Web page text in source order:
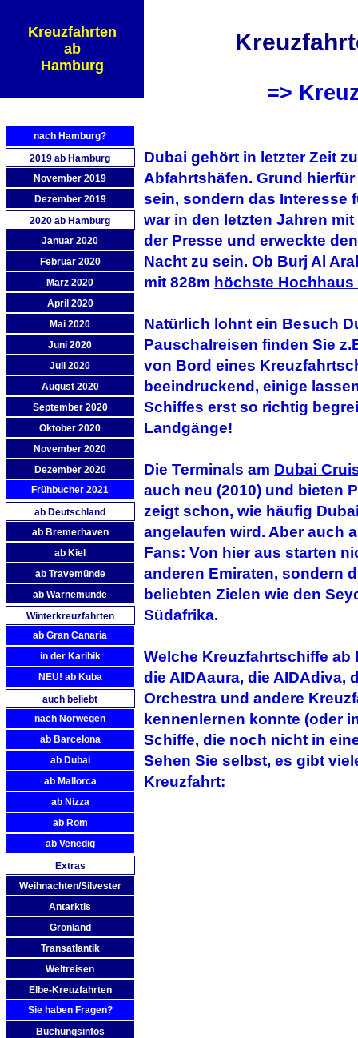
=>
Dubai gehört in letzter Zeit
Abfahrtshäfen. Grund
sein, sondern das Interesse
war in den letzten Jahren
der Presse und erweckte
Nacht zu sein. Ob Burj Al
mit 828m höchste
Natürlich lohnt ein Besuch
Pauschalreisen finden Sie
von Bord eines
beeindruckend, einige
Schiffes erst so richtig
Landgänge!
Die Terminals am Dubai
auch neu (2010) und bieten
zeigt schon, wie häufig
angelaufen wird. Aber auch
Fans: Von hier aus starten
anderen Emiraten, sondern
beliebten Zielen wie den
Südafrika.
Welche Kreuzfahrtschiffe ab
die AIDAaura, die AIDAdiva,
Orchestra und andere
kennenlernen konnte (oder
Schiffe, die noch nicht in
Sehen Sie selbst, es gibt
Kreuzfahrt:
Kreuzfahrten
ab
Hamburg
nach Hamburg?
2019 ab Hamburg
November 2019
Dezember 2019
2020 ab Hamburg
Januar 2020
Februar 2020
März 2020
April 2020
Mai 2020
Juni 2020
Juli 2020
August 2020
September 2020
Oktober 2020
November 2020
Dezember 2020
Frühbucher 2021
ab Deutschland
ab Bremerhaven
ab Kiel
ab Travemünde
ab Warnemünde
Winterkreuzfahrten
ab Gran Canaria
in der Karibik
NEU! ab Kuba
auch beliebt
nach Norwegen
ab Barcelona
ab Dubai
ab Mallorca
ab Nizza
ab Rom
ab Venedig
Extras
Weihnachten/Silvester
Antarktis
Grönland
Transatlantik
Weltreisen
Elbe-Kreuzfahrten
Sie haben Fragen?
Buchungsinfos